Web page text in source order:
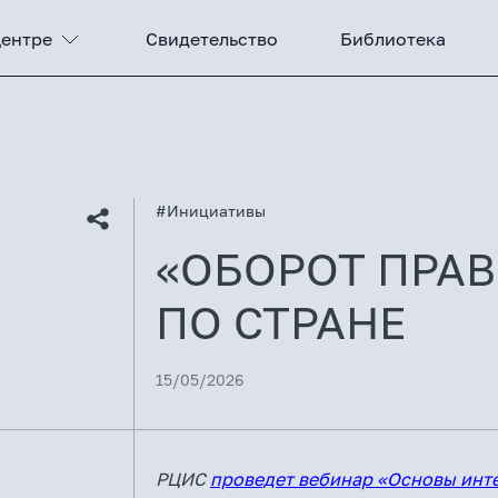
Свидетельство Библиотека
#Инициативы
«ОБОРОТ
ПО СТРАНЕ
15/05/2026
РЦИС проведет вебинар «Основы